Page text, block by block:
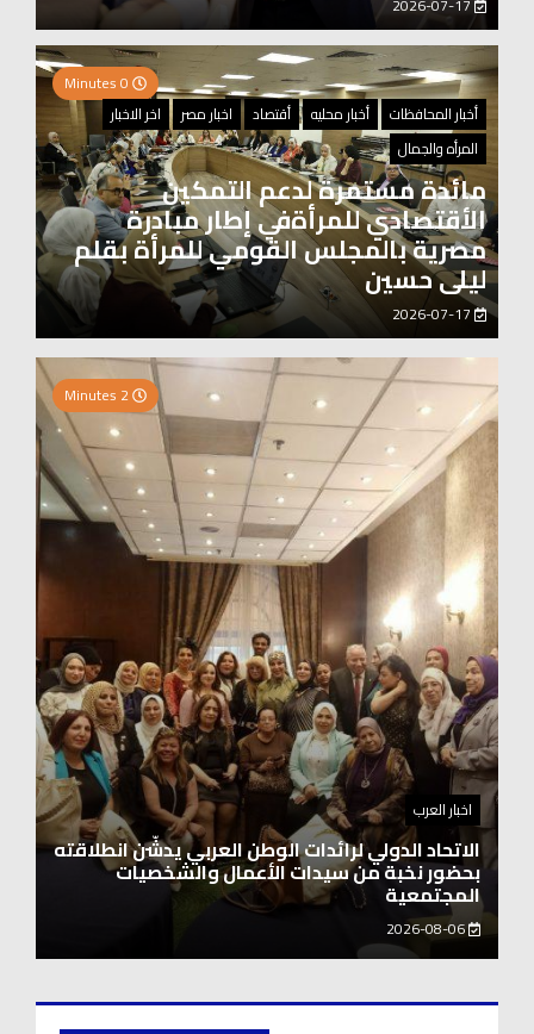
أخبار المحافظات
أخبار محليه أقتصاد اخبار مصر
اخر الاخبار
المرأه والجمال
مائدة مستمرة لدعم التمكين
الأقتصادي للمرأةفي إطار مبادرة
مصرية بالمجلس القومي للمرأة بقلم
ليلى حسين
2026-07-17
اخبار العرب
اغنيتين وطنيتين جميلتين للفنان المايسترو ابراهيم
بركات
2026-08-06